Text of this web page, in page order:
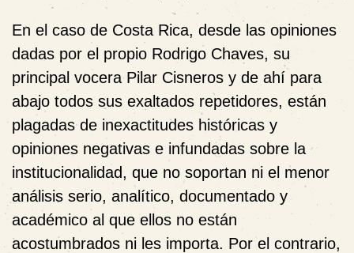
En el caso de Costa Rica, desde las opiniones
dadas por el propio Rodrigo Chaves, su
principal vocera Pilar Cisneros y de ahí para
abajo todos sus exaltados repetidores, están
plagadas de inexactitudes históricas y
opiniones negativas e infundadas sobre la
institucionalidad, que no soportan ni el menor
análisis serio, analítico, documentado y
académico al que ellos no están
acostumbrados ni les importa. Por el contrario,